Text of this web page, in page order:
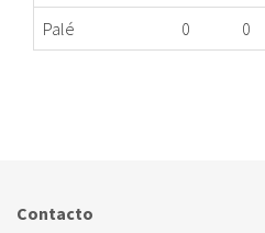
Palé
0 0
Contacto